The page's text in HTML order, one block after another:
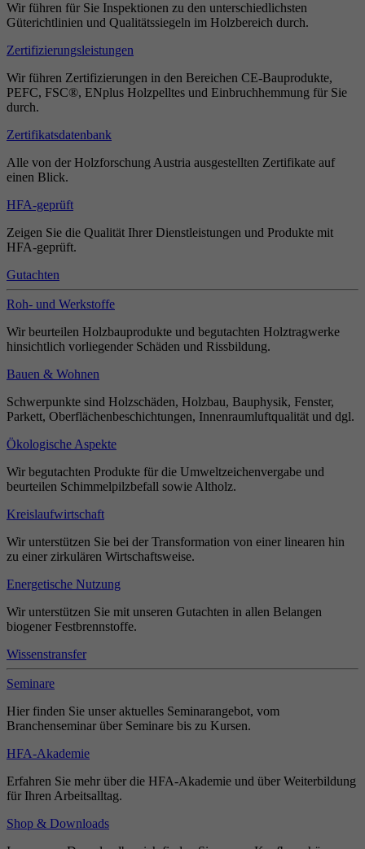
Wir führen für Sie Inspektionen zu den unterschiedlichsten
Güterichtlinien und Qualitätssiegeln im Holzbereich durch.
Zertifizierungsleistungen
Wir führen Zertifizierungen in den Bereichen CE-Bauprodukte,
PEFC, FSC®, ENplus Holzpelltes und Einbruchhemmung für Sie
durch.
Zertifikatsdatenbank
Alle von der Holzforschung Austria ausgestellten Zertifikate auf
einen Blick.
HFA-geprüft
Zeigen Sie die Qualität Ihrer Dienstleistungen und Produkte mit
HFA-geprüft.
Gutachten
Roh- und Werkstoffe
Wir beurteilen Holzbauprodukte und begutachten Holztragwerke
hinsichtlich vorliegender Schäden und Rissbildung.
Bauen & Wohnen
Schwerpunkte sind Holzschäden, Holzbau, Bauphysik, Fenster,
Parkett, Oberflächenbeschichtungen, Innenraumluftqualität und dgl.
Ökologische Aspekte
Wir begutachten Produkte für die Umweltzeichenvergabe und
beurteilen Schimmelpilzbefall sowie Altholz.
Kreislaufwirtschaft
Wir unterstützen Sie bei der Transformation von einer linearen hin
zu einer zirkulären Wirtschaftsweise.
Energetische Nutzung
Wir unterstützen Sie mit unseren Gutachten in allen Belangen
biogener Festbrennstoffe.
Wissenstransfer
Seminare
Hier finden Sie unser aktuelles Seminarangebot, vom
Branchenseminar über Seminare bis zu Kursen.
HFA-Akademie
Erfahren Sie mehr über die HFA-Akademie und über Weiterbildung
für Ihren Arbeitsalltag.
Shop & Downloads